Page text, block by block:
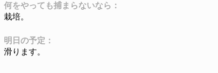
何をやっても捕まらないなら：
栽培。
明日の予定：
滑ります。